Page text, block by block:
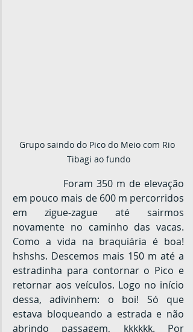
Grupo saindo do Pico do Meio com Rio
Tibagi ao fundo
em pouco mais de 600 m percorridos
em zigue-zague até sairmos
novamente no caminho das vacas.
Como a vida na braquiária é boa!
hshshs. Descemos mais 150 m até a
estradinha para contornar o Pico e
retornar aos veículos. Logo no início
dessa, adivinhem: o boi! Só que
estava bloqueando a estrada e não
abrindo passagem, kkkkkk. Por